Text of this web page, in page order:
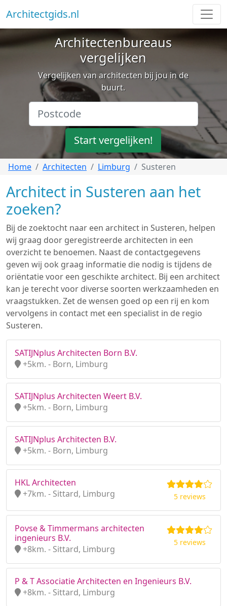
Architectgids.nl
Architectenbureaus
vergelijken
Vergelijken van architecten bij jou in de
buurt.
Start vergelijken!
Home Architecten Limburg Susteren
Architect in Susteren aan het
zoeken?
Bij de zoektocht naar een architect in Susteren, helpen
wij graag door geregistreerde architecten in een
overzicht te benoemen. Naast de contactgegevens
geven wij ook graag informatie die nodig is tijdens de
oriëntatie voor een geschikte architect. Bij een architect
kan je terecht voor diverse soorten werkzaamheden en
vraagstukken. Zet de wensen goed op een rij en kom
vervolgens in contact met een specialist in de regio
Susteren.
SATIJNplus Architecten Born B.V.
+5km. - Born, Limburg
SATIJNplus Architecten Weert B.V.
+5km. - Born, Limburg
SATIJNplus Architecten B.V.
+5km. - Born, Limburg
HKL Architecten
+7km. - Sittard, Limburg
5 reviews
Povse & Timmermans architecten
ingenieurs B.V.
+8km. - Sittard, Limburg
5 reviews
P & T Associatie Architecten en Ingenieurs B.V.
+8km. - Sittard, Limburg